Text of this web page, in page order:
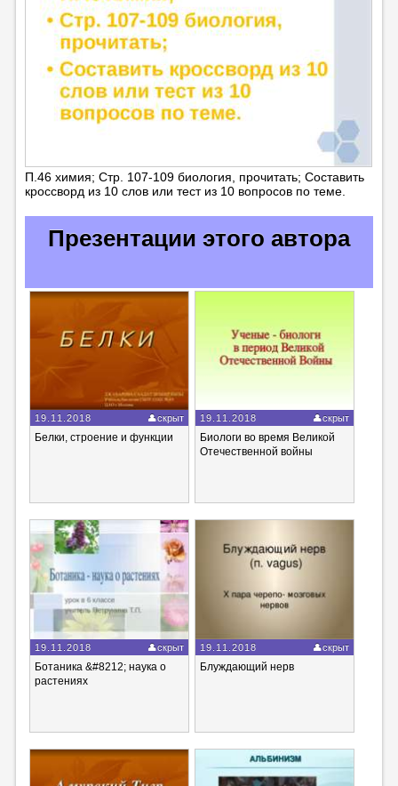
П.46 химия; Стр. 107-109 биология, прочитать; Составить
кроссворд из 10 слов или тест из 10 вопросов по теме.
Презентации этого автора
19.11.2018 скрыт
Белки, строение и функции
19.11.2018 скрыт
Биологи во время Великой
Отечественной войны
19.11.2018 скрыт
Ботаника &#8212; наука о
растениях
19.11.2018 скрыт
Блуждающий нерв